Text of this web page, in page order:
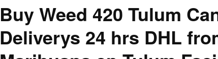
Buy Weed 420 Tulum
Deliverys 24 hrs DHL